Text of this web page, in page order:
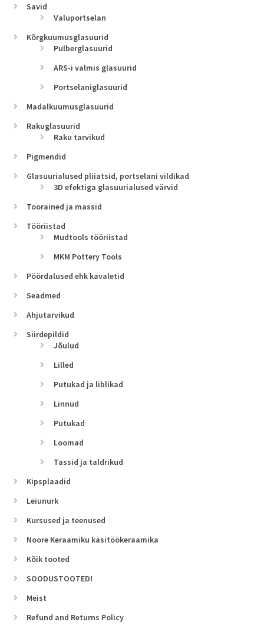
Savid
Valuportselan
Kõrgkuumusglasuurid
Pulberglasuurid
ARS-i valmis glasuurid
Portselaniglasuurid
Madalkuumusglasuurid
Rakuglasuurid
Raku tarvikud
Pigmendid
Glasuurialused pliiatsid, portselani vildikad
3D efektiga glasuurialused värvid
Toorained ja massid
Tööriistad
Mudtools tööriistad
MKM Pottery Tools
Pöördalused ehk kavaletid
Seadmed
Ahjutarvikud
Siirdepildid
Jõulud
Lilled
Putukad ja liblikad
Linnud
Putukad
Loomad
Tassid ja taldrikud
Kipsplaadid
Leiunurk
Kursused ja teenused
Noore Keraamiku käsitöökeraamika
Kõik tooted
SOODUSTOOTED!
Meist
Refund and Returns Policy